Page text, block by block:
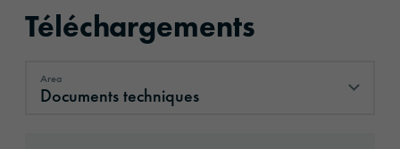
Téléchargements
Area
Documents techniques